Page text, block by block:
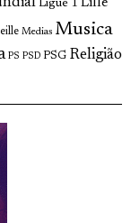
Ligue 1 Lille
Medias Musica
PS PSD PSG Religião